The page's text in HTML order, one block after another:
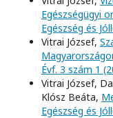
Egészségügyi
Egészség és
Vitrai József,
Évf. 3 szám 1
Vitrai József,
Klósz Beáta,
Egészség és